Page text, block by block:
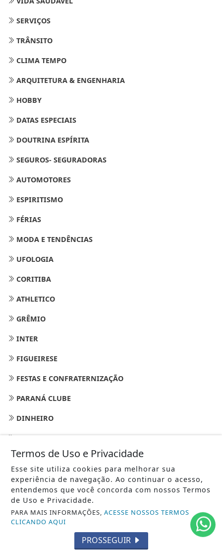
SERVIÇOS
TRÂNSITO
CLIMA TEMPO
ARQUITETURA & ENGENHARIA
HOBBY
DATAS ESPECIAIS
DOUTRINA ESPÍRITA
SEGUROS- SEGURADORAS
AUTOMOTORES
ESPIRITISMO
FÉRIAS
MODA E TENDÊNCIAS
UFOLOGIA
CORITIBA
ATHLETICO
GRÊMIO
INTER
FIGUEIRESE
FESTAS E CONFRATERNIZAÇÃO
PARANÁ CLUBE
DINHEIRO
GOVERNO FEDERAL
CONSUMIDOR
BASQUETE
CONCURSOS
CONSTRUÇÃO E REFORMAS
Termos de Uso e Privacidade
Esse site utiliza cookies para melhorar sua
experiência de navegação. Ao continuar o acesso,
entendemos que você concorda com nossos Termos
de Uso e Privacidade.
PARA MAIS INFORMAÇÕES,ACESSE NOSSOS TERMOS
CLICANDO AQUI
PROSSEGUIR